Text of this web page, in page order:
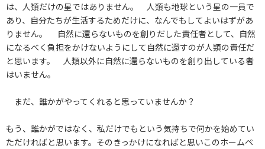
は、人類だけの星ではありません。 人類も地球という星の一員で
あり、自分たちが生活するためだけに、なんでもしてよいはずがあ
りません。 自然に還らないものを創りだした責任者として、自然
になるべく負担をかけないようにして自然に還すのが人類の責任だ
と思います。 人類以外に自然に還らないものを創り出している者
はいません。
まだ、誰かがやってくれると思っていませんか？
もう、誰かがではなく、私だけでもという気持ちで何かを始めてい
ただければと思います。そのきっかけになればと思いこのホームペ